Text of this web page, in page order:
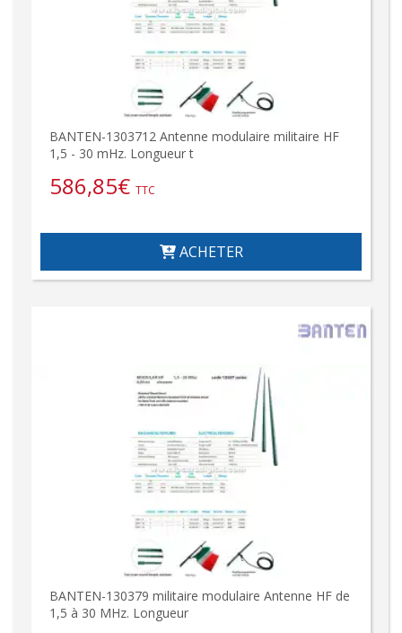
BANTEN-1303712 Antenne modulaire militaire HF
1,5 - 30 mHz. Longueur t
586,85€ TTC
ACHETER
BANTEN-130379 militaire modulaire Antenne HF de
1,5 à 30 MHz. Longueur